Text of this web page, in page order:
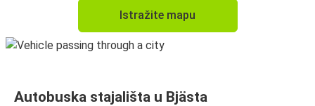
Istražite mapu
Autobuska stajališta u Bjästa